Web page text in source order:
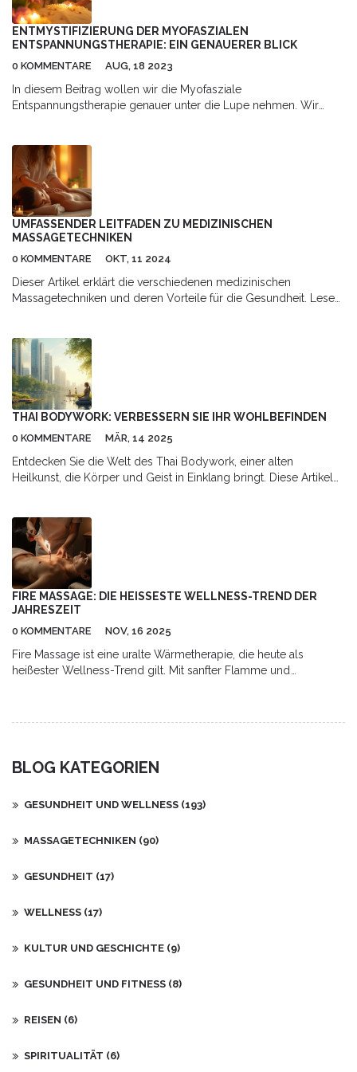
Wohlbefinden auf natürliche Weise zu verbessern. Also, seid
bereit für spannende und informelle Blogposts!
ENTMYSTIFIZIERUNG DER MYOFASZIALEN
ENTSPANNUNGSTHERAPIE: EIN GENAUERER BLICK
0 KOMMENTARE AUG, 18 2023
In diesem Beitrag wollen wir die Myofasziale
Entspannungstherapie genauer unter die Lupe nehmen. Wir
Therapien informieren, um die richtige Wahl für unsere
Gesundheit treffen zu können. Lassen Sie uns also gemeinsam
in die spannende Welt der Myofaszialen Entspannungstherapie
eintauchen und diese Therapie ein wenig besser verstehen.
UMFASSENDER LEITFADEN ZU MEDIZINISCHEN
MASSAGETECHNIKEN
0 KOMMENTARE OKT, 11 2024
Dieser Artikel erklärt die verschiedenen medizinischen
Massagetechniken und deren Vorteile für die Gesundheit. Lesen
welche Techniken am effektivsten sind. Erfahren Sie, wie
medizinische Massagen Stress reduzieren, die Durchblutung
verbessern und Schmerzen lindern können. Entdecken Sie
praktische Tipps zur Auswahl der richtigen Technik und wie Sie
einen qualifizierten Therapeuten finden. Diese Informationen
Gesundheitsbedürfnisse zu treffen.
THAI BODYWORK: VERBESSERN SIE IHR WOHLBEFINDEN
0 KOMMENTARE MÄR, 14 2025
Entdecken Sie die Welt des Thai Bodywork, einer alten
Heilkunst, die Körper und Geist in Einklang bringt. Diese Artikel
Sie, warum Menschen weltweit auf Thai Bodywork schwören,
und wie Sie es in Ihren Alltag integrieren können. Perfekt für alle,
die auf der Suche nach Entspannung und besserer Gesundheit
sind.
FIRE MASSAGE: DIE HEISSESTE WELLNESS-TREND DER J
AHRESZEIT
0 KOMMENTARE NOV, 16 2025
Fire Massage ist eine uralte Wärmetherapie, die heute als
heißester Wellness-Trend gilt. Mit sanfter Flamme und
BLOG KATEGORIEN
GESUNDHEIT UND WELLNESS (193)
MASSAGETECHNIKEN (90)
GESUNDHEIT (17)
WELLNESS (17)
KULTUR UND GESCHICHTE (9)
GESUNDHEIT UND FITNESS (8)
REISEN (6)
SPIRITUALITÄT (6)